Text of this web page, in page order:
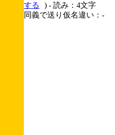
する
) - 読み：4文字
同義で送り仮名違い：-